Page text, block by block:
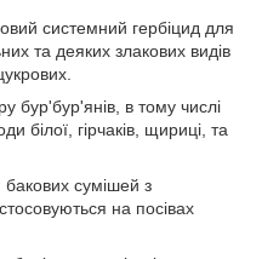
системний гербіцид для
та деяких злакових видів
бур'бур'янів, в тому числі
білої, гірчаків, щириці, та
бакових сумішей з
на посівах